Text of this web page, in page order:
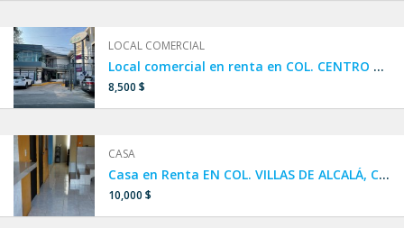
LOCAL COMERCIAL
Local comercial en renta en COL. CENTRO DE SAN NICOLÁS DE LOS GARZA
8,500 $
CASA
Casa en Renta EN COL. VILLAS DE ALCALÁ, CIÉNEGA DE FLORES, N.L.
10,000 $